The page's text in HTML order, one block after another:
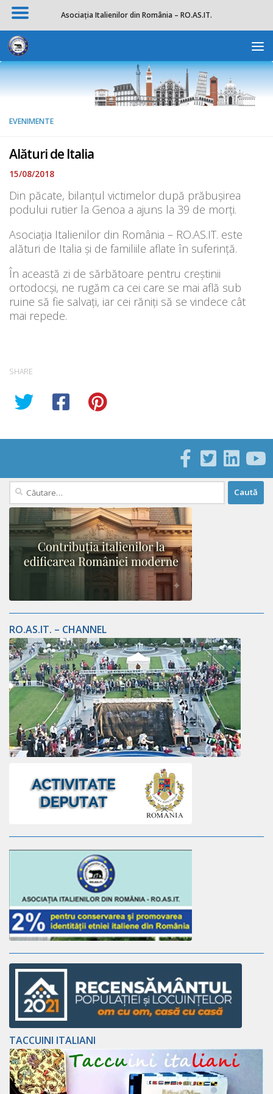
Skip to content
EVENIMENTE
Alături de Italia
15/08/2018
Din păcate, bilanțul victimelor după prăbușirea
podului rutier la Genoa a ajuns la 39 de morți.
Asociația Italienilor din România – RO.AS.IT. este
alături de Italia și de familiile aflate în suferință.
În această zi de sărbătoare pentru creștinii
ortodocși, ne rugăm ca cei care se mai află sub
ruine să fie salvați, iar cei răniți să se vindece cât
mai repede.
SHARE
Caută
după:
RO.AS.IT. – CHANNEL
TACCUINI ITALIANI
Asociația Italienilor din România – RO.AS.IT.